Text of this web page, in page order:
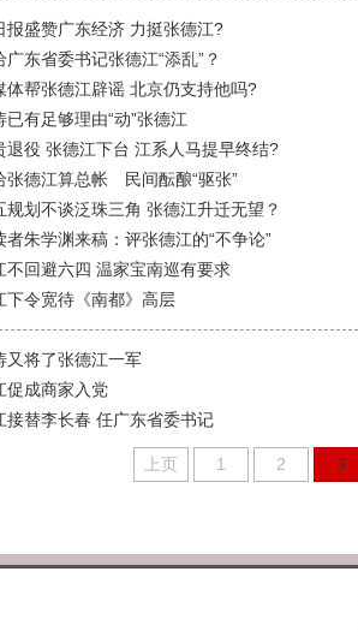
报盛赞广东经济 力挺张德江?
广东省委书记张德江“添乱”？
体帮张德江辟谣 北京仍支持他吗?
已有足够理由“动”张德江
退役 张德江下台 江系人马提早终结?
张德江算总帐 民间酝酿“驱张”
规划不谈泛珠三角 张德江升迁无望？
者朱学渊来稿：评张德江的“不争论”
不回避六四 温家宝南巡有要求
下令宽待《南都》高层
又将了张德江一军
促成商家入党
接替李长春 任广东省委书记
上页 1 2 3